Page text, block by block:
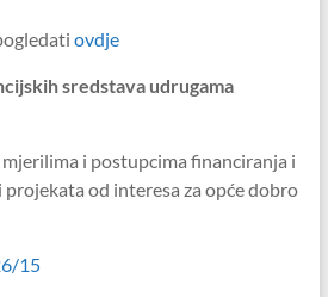
ovdje
sredstava udrugama
i postupcima financiranja i
od interesa za opće dobro
15